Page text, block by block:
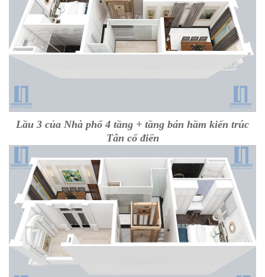
Lầu 3 của Nhà phố 4 tầng + tầng bán hầm kiến trúc
Tân cổ điển